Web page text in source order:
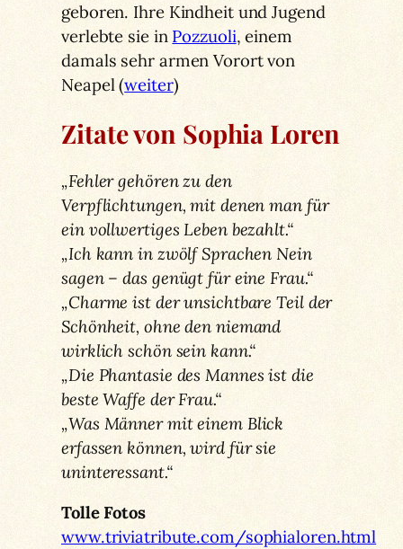
geboren. Ihre Kindheit und Jugend
verlebte sie in Pozzuoli, einem
damals sehr armen Vorort von
Neapel (weiter)
Zitate von Sophia Loren
„Fehler gehören zu den
Verpflichtungen, mit denen man für
ein vollwertiges Leben bezahlt.“
„Ich kann in zwölf Sprachen Nein
sagen – das genügt für eine Frau.“
„Charme ist der unsichtbare Teil der
Schönheit, ohne den niemand
wirklich schön sein kann.“
„Die Phantasie des Mannes ist die
beste Waffe der Frau.“
„Was Männer mit einem Blick
erfassen können, wird für sie
uninteressant.“
Tolle Fotos
www.triviatribute.com/sophialoren.html